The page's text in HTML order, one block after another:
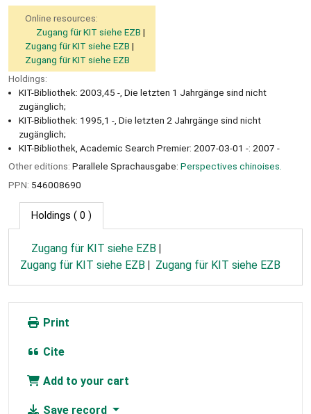
Online resources:
Zugang für KIT siehe EZB
Zugang für KIT siehe EZB
Zugang für KIT siehe EZB
Holdings:
KIT-Bibliothek: 2003,45 -, Die letzten 1 Jahrgänge sind nicht
zugänglich;
KIT-Bibliothek: 1995,1 -, Die letzten 2 Jahrgänge sind nicht
zugänglich;
KIT-Bibliothek, Academic Search Premier: 2007-03-01 -: 2007 -
Other editions: Parallele Sprachausgabe: Perspectives chinoises.
PPN: 546008690
Holdings ( 0 )
Zugang für KIT siehe EZB
Zugang für KIT siehe EZB
Zugang für KIT siehe EZB
Print
Cite
Add to your cart
Save record